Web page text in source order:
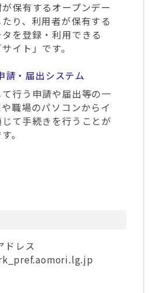
保有するオープンデー
り、利用者が保有する
を登録・利用できる
イト」です。
請・届出システム
行う申請や届出等の一
職場のパソコンからイ
て手続きを行うことが
。
ドレス